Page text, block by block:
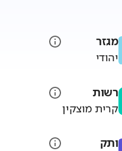
מגזר
יהודי
רשות
קרית מוצקין
ותק